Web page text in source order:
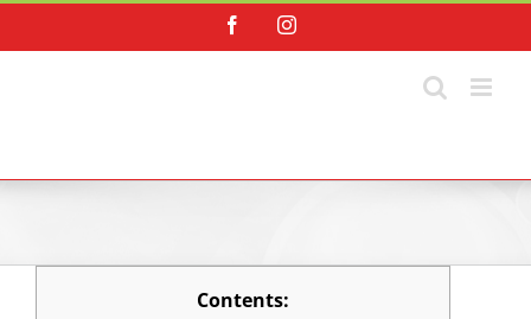
FacebookInstagram
Contents: